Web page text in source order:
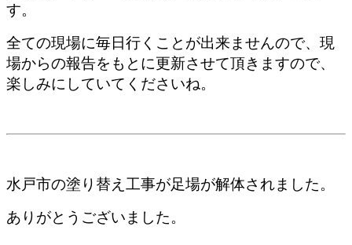
す。
全ての現場に毎日行くことが出来ませんので、現
場からの報告をもとに更新させて頂きますので、
楽しみにしていてくださいね。
水戸市の塗り替え工事が足場が解体されました。
ありがとうございました。